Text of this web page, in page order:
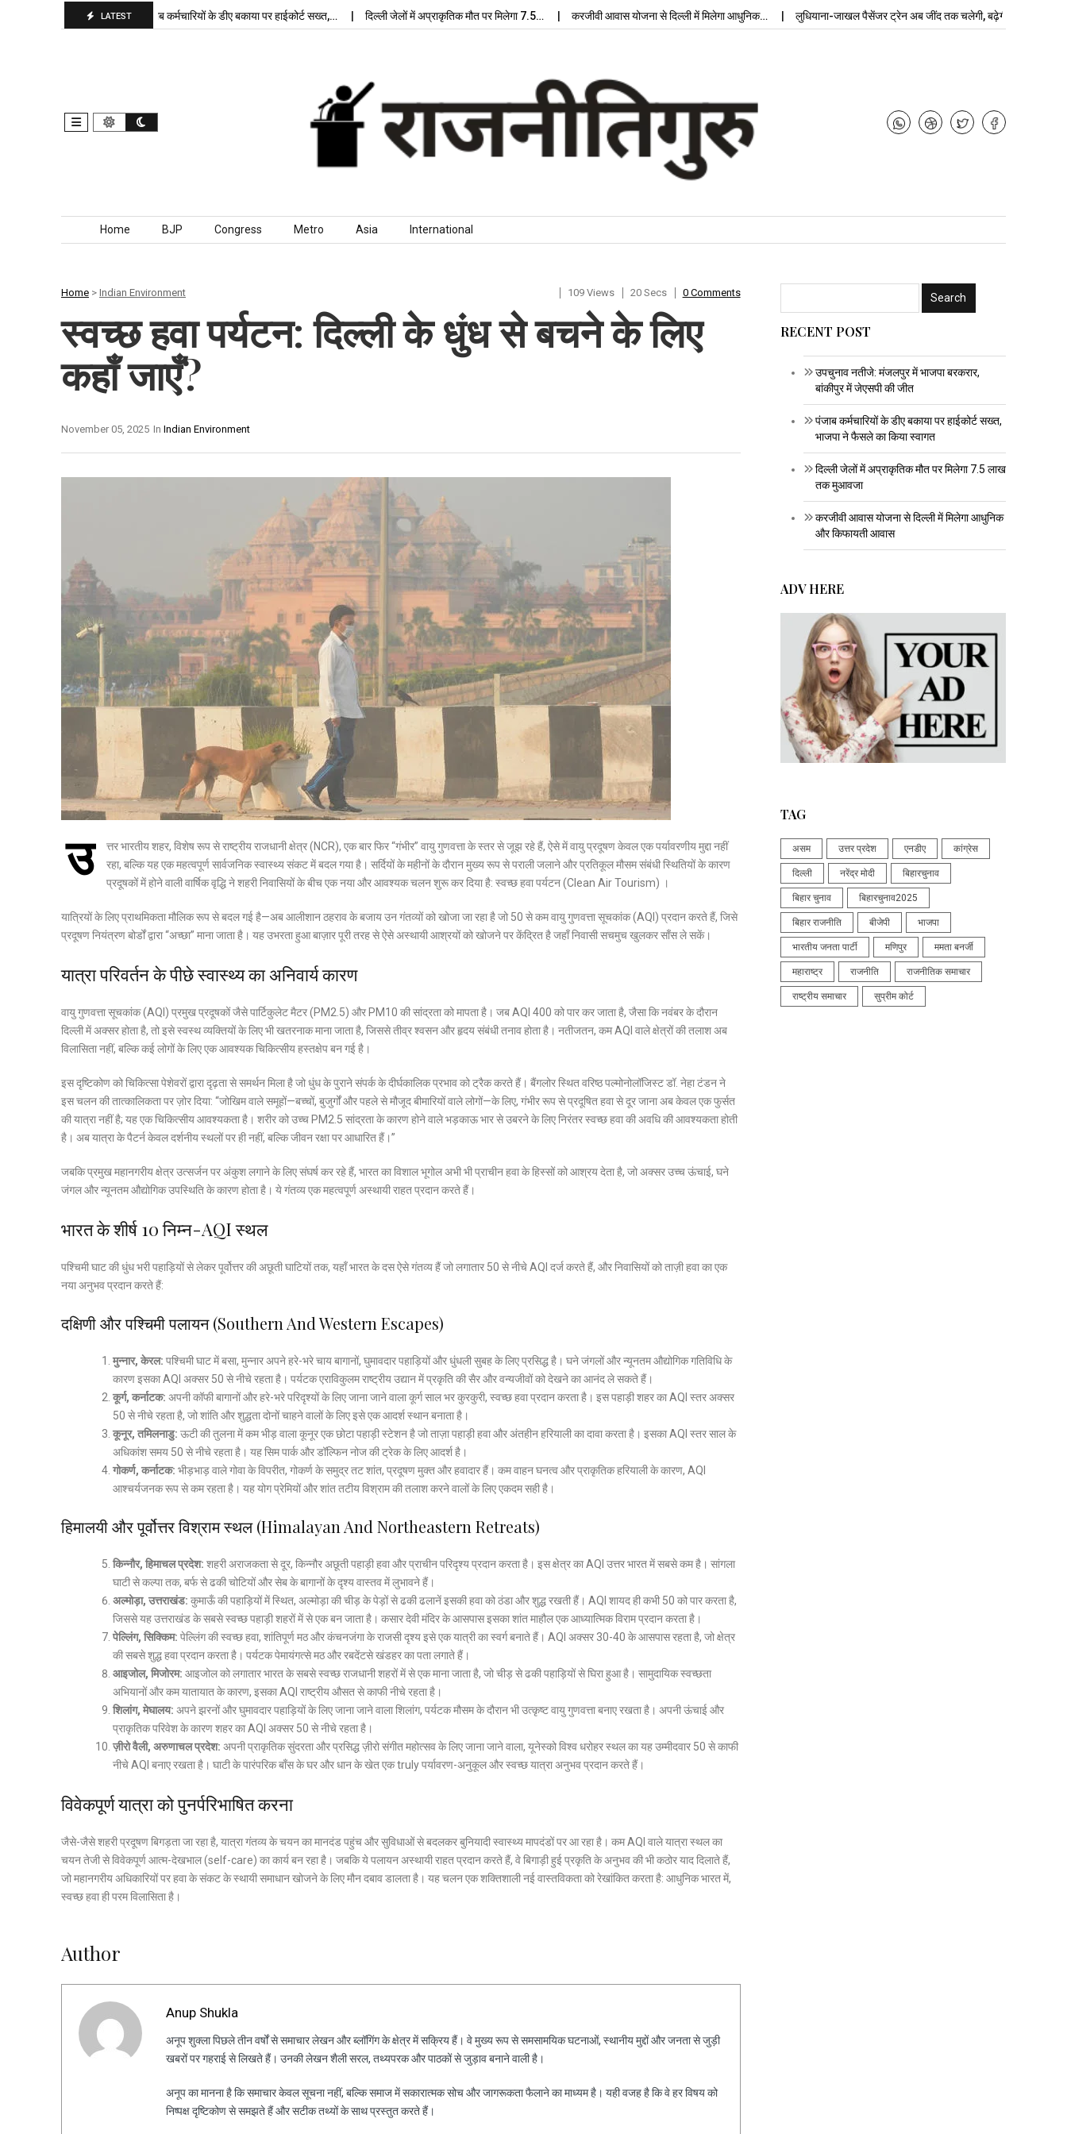
LATEST
पंजाब कर्मचारियों के डीए बकाया पर हाईकोर्ट सख्त,… दिल्ली जेलों में अप्राकृतिक मौत पर मिलेगा 7.5… करजीवी आवास योजना से दिल्ली में मिलेगा आधुनिक… लुधियाना-जाखल पैसेंजर ट्रेन अब जींद तक चलेगी, बढ़ेगी…
Skip to content
Home BJP Congress Metro Asia International
Home > Indian Environment 109 Views 20 Secs 0 Comments
स्वच्छ हवा पर्यटन: दिल्ली के धुंध से बचने के लिए
कहाँ जाएँ?
In Indian Environment
November 05, 2025
उ
त्तर भारतीय शहर, विशेष रूप से राष्ट्रीय राजधानी क्षेत्र (NCR), एक बार फिर “गंभीर” वायु गुणवत्ता के स्तर से जूझ रहे हैं, ऐसे में वायु प्रदूषण केवल एक पर्यावरणीय मुद्दा नहीं
रहा, बल्कि यह एक महत्वपूर्ण सार्वजनिक स्वास्थ्य संकट में बदल गया है। सर्दियों के महीनों के दौरान मुख्य रूप से पराली जलाने और प्रतिकूल मौसम संबंधी स्थितियों के कारण
प्रदूषकों में होने वाली वार्षिक वृद्धि ने शहरी निवासियों के बीच एक नया और आवश्यक चलन शुरू कर दिया है: स्वच्छ हवा पर्यटन (Clean Air Tourism) ।
यात्रियों के लिए प्राथमिकता मौलिक रूप से बदल गई है—अब आलीशान ठहराव के बजाय उन गंतव्यों को खोजा जा रहा है जो 50 से कम वायु गुणवत्ता सूचकांक (AQI) प्रदान करते हैं, जिसे
प्रदूषण नियंत्रण बोर्डों द्वारा “अच्छा” माना जाता है। यह उभरता हुआ बाज़ार पूरी तरह से ऐसे अस्थायी आश्रयों को खोजने पर केंद्रित है जहाँ निवासी सचमुच खुलकर साँस ले सकें।
यात्रा परिवर्तन के पीछे स्वास्थ्य का अनिवार्य कारण
वायु गुणवत्ता सूचकांक (AQI) प्रमुख प्रदूषकों जैसे पार्टिकुलेट मैटर (PM2.5) और PM10 की सांद्रता को मापता है। जब AQI 400 को पार कर जाता है, जैसा कि नवंबर के दौरान
दिल्ली में अक्सर होता है, तो इसे स्वस्थ व्यक्तियों के लिए भी खतरनाक माना जाता है, जिससे तीव्र श्वसन और हृदय संबंधी तनाव होता है। नतीजतन, कम AQI वाले क्षेत्रों की तलाश अब
विलासिता नहीं, बल्कि कई लोगों के लिए एक आवश्यक चिकित्सीय हस्तक्षेप बन गई है।
इस दृष्टिकोण को चिकित्सा पेशेवरों द्वारा दृढ़ता से समर्थन मिला है जो धुंध के पुराने संपर्क के दीर्घकालिक प्रभाव को ट्रैक करते हैं। बैंगलोर स्थित वरिष्ठ पल्मोनोलॉजिस्ट डॉ. नेहा टंडन ने
इस चलन की तात्कालिकता पर ज़ोर दिया: “जोखिम वाले समूहों—बच्चों, बुजुर्गों और पहले से मौजूद बीमारियों वाले लोगों—के लिए, गंभीर रूप से प्रदूषित हवा से दूर जाना अब केवल एक फुर्सत
की यात्रा नहीं है; यह एक चिकित्सीय आवश्यकता है। शरीर को उच्च PM2.5 सांद्रता के कारण होने वाले भड़काऊ भार से उबरने के लिए निरंतर स्वच्छ हवा की अवधि की आवश्यकता होती
है। अब यात्रा के पैटर्न केवल दर्शनीय स्थलों पर ही नहीं, बल्कि जीवन रक्षा पर आधारित हैं।”
जबकि प्रमुख महानगरीय क्षेत्र उत्सर्जन पर अंकुश लगाने के लिए संघर्ष कर रहे हैं, भारत का विशाल भूगोल अभी भी प्राचीन हवा के हिस्सों को आश्रय देता है, जो अक्सर उच्च ऊंचाई, घने
जंगल और न्यूनतम औद्योगिक उपस्थिति के कारण होता है। ये गंतव्य एक महत्वपूर्ण अस्थायी राहत प्रदान करते हैं।
भारत के शीर्ष 10 निम्न-AQI स्थल
पश्चिमी घाट की धुंध भरी पहाड़ियों से लेकर पूर्वोत्तर की अछूती घाटियों तक, यहाँ भारत के दस ऐसे गंतव्य हैं जो लगातार 50 से नीचे AQI दर्ज करते हैं, और निवासियों को ताज़ी हवा का एक
नया अनुभव प्रदान करते हैं:
दक्षिणी और पश्चिमी पलायन (Southern And Western Escapes)
मुन्नार, केरल: पश्चिमी घाट में बसा, मुन्नार अपने हरे-भरे चाय बागानों, घुमावदार पहाड़ियों और धुंधली सुबह के लिए प्रसिद्ध है। घने जंगलों और न्यूनतम औद्योगिक गतिविधि के
कारण इसका AQI अक्सर 50 से नीचे रहता है। पर्यटक एराविकुलम राष्ट्रीय उद्यान में प्रकृति की सैर और वन्यजीवों को देखने का आनंद ले सकते हैं।
कूर्ग, कर्नाटक: अपनी कॉफी बागानों और हरे-भरे परिदृश्यों के लिए जाना जाने वाला कूर्ग साल भर कुरकुरी, स्वच्छ हवा प्रदान करता है। इस पहाड़ी शहर का AQI स्तर अक्सर
50 से नीचे रहता है, जो शांति और शुद्धता दोनों चाहने वालों के लिए इसे एक आदर्श स्थान बनाता है।
कूनूर, तमिलनाडु: ऊटी की तुलना में कम भीड़ वाला कूनूर एक छोटा पहाड़ी स्टेशन है जो ताज़ा पहाड़ी हवा और अंतहीन हरियाली का दावा करता है। इसका AQI स्तर साल के
अधिकांश समय 50 से नीचे रहता है। यह सिम पार्क और डॉल्फिन नोज की ट्रेक के लिए आदर्श है।
गोकर्ण, कर्नाटक: भीड़भाड़ वाले गोवा के विपरीत, गोकर्ण के समुद्र तट शांत, प्रदूषण मुक्त और हवादार हैं। कम वाहन घनत्व और प्राकृतिक हरियाली के कारण, AQI
आश्चर्यजनक रूप से कम रहता है। यह योग प्रेमियों और शांत तटीय विश्राम की तलाश करने वालों के लिए एकदम सही है।
हिमालयी और पूर्वोत्तर विश्राम स्थल (Himalayan And Northeastern Retreats)
किन्नौर, हिमाचल प्रदेश: शहरी अराजकता से दूर, किन्नौर अछूती पहाड़ी हवा और प्राचीन परिदृश्य प्रदान करता है। इस क्षेत्र का AQI उत्तर भारत में सबसे कम है। सांगला
घाटी से कल्पा तक, बर्फ से ढकी चोटियों और सेब के बागानों के दृश्य वास्तव में लुभावने हैं।
अल्मोड़ा, उत्तराखंड: कुमाऊँ की पहाड़ियों में स्थित, अल्मोड़ा की चीड़ के पेड़ों से ढकी ढलानें इसकी हवा को ठंडा और शुद्ध रखती हैं। AQI शायद ही कभी 50 को पार करता है,
जिससे यह उत्तराखंड के सबसे स्वच्छ पहाड़ी शहरों में से एक बन जाता है। कसार देवी मंदिर के आसपास इसका शांत माहौल एक आध्यात्मिक विराम प्रदान करता है।
पेल्लिंग, सिक्किम: पेल्लिंग की स्वच्छ हवा, शांतिपूर्ण मठ और कंचनजंगा के राजसी दृश्य इसे एक यात्री का स्वर्ग बनाते हैं। AQI अक्सर 30-40 के आसपास रहता है, जो क्षेत्र
की सबसे शुद्ध हवा प्रदान करता है। पर्यटक पेमायंगत्से मठ और रबदेंटसे खंडहर का पता लगाते हैं।
आइजोल, मिजोरम: आइजोल को लगातार भारत के सबसे स्वच्छ राजधानी शहरों में से एक माना जाता है, जो चीड़ से ढकी पहाड़ियों से घिरा हुआ है। सामुदायिक स्वच्छता
अभियानों और कम यातायात के कारण, इसका AQI राष्ट्रीय औसत से काफी नीचे रहता है।
शिलांग, मेघालय: अपने झरनों और घुमावदार पहाड़ियों के लिए जाना जाने वाला शिलांग, पर्यटक मौसम के दौरान भी उत्कृष्ट वायु गुणवत्ता बनाए रखता है। अपनी ऊंचाई और
प्राकृतिक परिवेश के कारण शहर का AQI अक्सर 50 से नीचे रहता है।
ज़ीरो वैली, अरुणाचल प्रदेश: अपनी प्राकृतिक सुंदरता और प्रसिद्ध ज़ीरो संगीत महोत्सव के लिए जाना जाने वाला, यूनेस्को विश्व धरोहर स्थल का यह उम्मीदवार 50 से काफी
नीचे AQI बनाए रखता है। घाटी के पारंपरिक बाँस के घर और धान के खेत एक truly पर्यावरण-अनुकूल और स्वच्छ यात्रा अनुभव प्रदान करते हैं।
विवेकपूर्ण यात्रा को पुनर्परिभाषित करना
जैसे-जैसे शहरी प्रदूषण बिगड़ता जा रहा है, यात्रा गंतव्य के चयन का मानदंड पहुंच और सुविधाओं से बदलकर बुनियादी स्वास्थ्य मापदंडों पर आ रहा है। कम AQI वाले यात्रा स्थल का
चयन तेजी से विवेकपूर्ण आत्म-देखभाल (self-care) का कार्य बन रहा है। जबकि ये पलायन अस्थायी राहत प्रदान करते हैं, वे बिगाड़ी हुई प्रकृति के अनुभव की भी कठोर याद दिलाते हैं,
जो महानगरीय अधिकारियों पर हवा के संकट के स्थायी समाधान खोजने के लिए मौन दबाव डालता है। यह चलन एक शक्तिशाली नई वास्तविकता को रेखांकित करता है: आधुनिक भारत में,
स्वच्छ हवा ही परम विलासिता है।
Author
Anup Shukla
अनूप शुक्ला पिछले तीन वर्षों से समाचार लेखन और ब्लॉगिंग के क्षेत्र में सक्रिय हैं। वे मुख्य रूप से समसामयिक घटनाओं, स्थानीय मुद्दों और जनता से जुड़ी
खबरों पर गहराई से लिखते हैं। उनकी लेखन शैली सरल, तथ्यपरक और पाठकों से जुड़ाव बनाने वाली है।
अनूप का मानना है कि समाचार केवल सूचना नहीं, बल्कि समाज में सकारात्मक सोच और जागरूकता फैलाने का माध्यम है। यही वजह है कि वे हर विषय को
निष्पक्ष दृष्टिकोण से समझते हैं और सटीक तथ्यों के साथ प्रस्तुत करते हैं।
RECENT POST
उपचुनाव नतीजे: मंजलपुर में भाजपा बरकरार,
बांकीपुर में जेएसपी की जीत
पंजाब कर्मचारियों के डीए बकाया पर हाईकोर्ट सख्त,
भाजपा ने फैसले का किया स्वागत
दिल्ली जेलों में अप्राकृतिक मौत पर मिलेगा 7.5 लाख
तक मुआवजा
करजीवी आवास योजना से दिल्ली में मिलेगा आधुनिक
और किफायती आवास
ADV HERE
TAG
असम उत्तर प्रदेश एनडीए कांग्रेस
दिल्ली नरेंद्र मोदी बिहारचुनाव
बिहार चुनाव बिहारचुनाव2025
बिहार राजनीति बीजेपी भाजपा
भारतीय जनता पार्टी मणिपुर ममता बनर्जी
महाराष्ट्र राजनीति राजनीतिक समाचार
राष्ट्रीय समाचार सुप्रीम कोर्ट